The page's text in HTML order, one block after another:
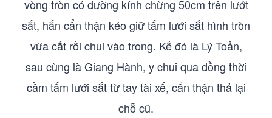
vòng tròn có đường kính chừng 50cm trên lướt
sắt, hắn cẩn thận kéo giữ tấm lưới sắt hình tròn
vừa cắt rồi chui vào trong. Kế đó là Lý Toản,
sau cùng là Giang Hành, y chui qua đồng thời
cầm tấm lưới sắt từ tay tài xế, cẩn thận thả lại
chỗ cũ.